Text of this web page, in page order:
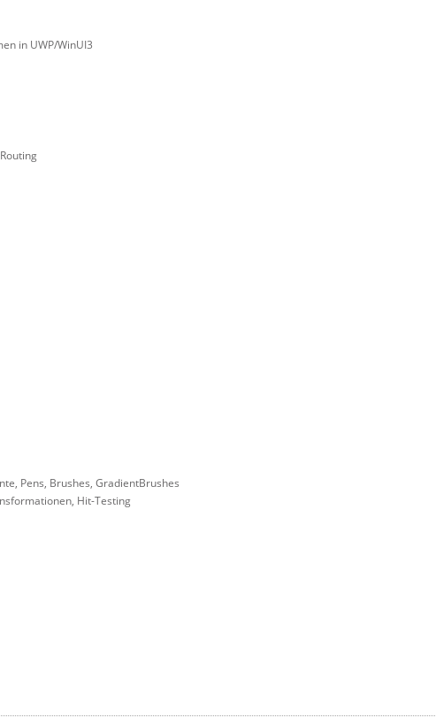
in UWP/WinUI3
Pens, Brushes, GradientBrushes
Hit-Testing